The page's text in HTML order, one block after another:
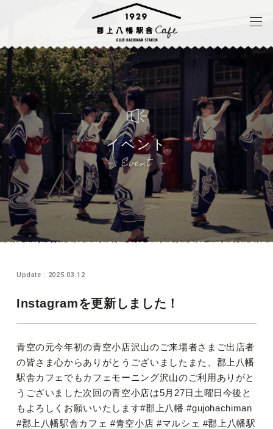
イベント
Event
Update : 2025.03.12
Instagramを更新しました！
青空の元今年初の青空小店沢山のご来場者さまご出店者
の皆さま心からありがとうございましたまた、郡上八幡
駅舎カフェでもカフェモーニング沢山のご利用ありがと
うございました次回の青空小店は5月27日土曜日今後と
もよろしくお願いいたします#郡上八幡 #gujohachiman
#郡上八幡駅舎カフェ #青空小店 #マルシェ #郡上八幡駅